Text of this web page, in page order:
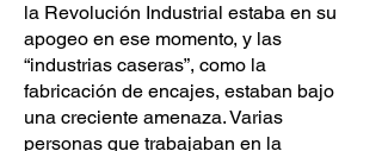
la Revolución Industrial estaba en su
apogeo en ese momento, y las
“industrias caseras”, como la
fabricación de encajes, estaban bajo
una creciente amenaza. Varias
personas que trabajaban en la